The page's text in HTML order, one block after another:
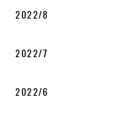
2022/8
2022/7
2022/6